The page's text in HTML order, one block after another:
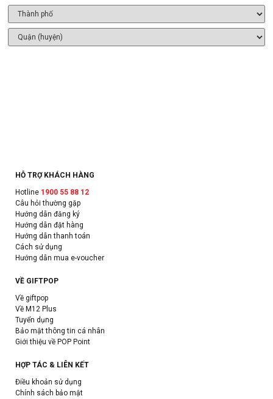
HỖ TRỢ KHÁCH HÀNG
Hotline 1900 55 88 12
Câu hỏi thường gặp
Hướng dẫn đăng ký
Hướng dẫn đặt hàng
Hướng dẫn thanh toán
Cách sử dụng
Hướng dẫn mua e-voucher
VỀ GIFTPOP
Về giftpop
Về M12 Plus
Tuyển dụng
Bảo mật thông tin cá nhân
Giới thiệu về POP Point
HỢP TÁC & LIÊN KẾT
Điều khoản sử dụng
Chính sách bảo mật